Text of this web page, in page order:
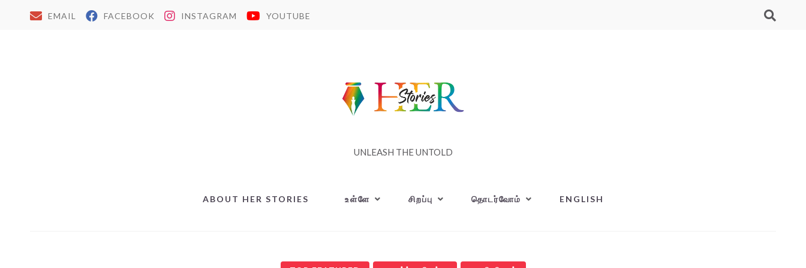
EMAIL FACEBOOK INSTAGRAM YOUTUBE
UNLEASH THE UNTOLD
ABOUT HER STORIES உள்ளே சிறப்பு தொடர்வோம் ENGLISH